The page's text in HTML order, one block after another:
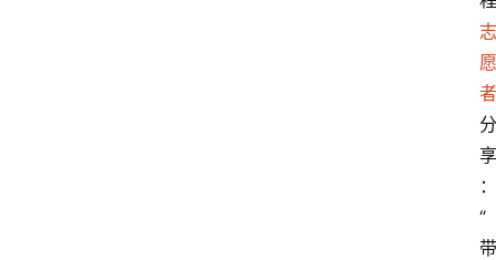
志
愿
者
分
享
：
“
带